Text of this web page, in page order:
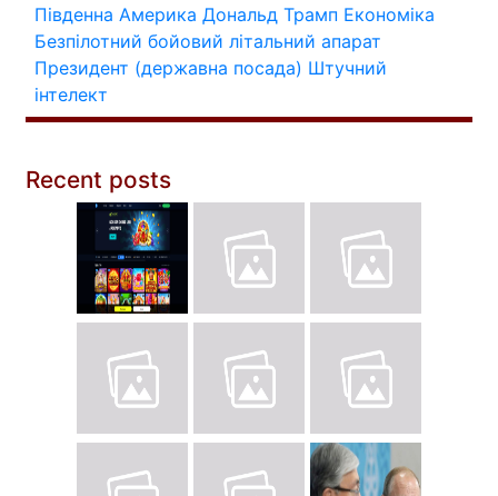
Південна Америка Дональд Трамп Економіка
Безпілотний бойовий літальний апарат
Президент (державна посада) Штучний
інтелект
Recent posts